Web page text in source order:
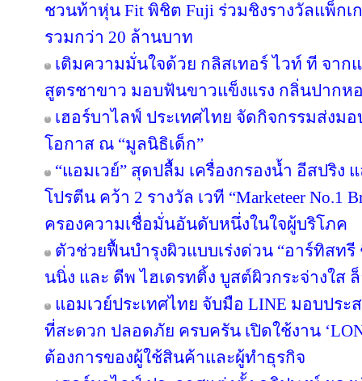
ชวนท้าหุ่น Fit พิชิต Fuji ร่วมชิงรางวัลแพ็กเ
รวมกว่า 20 ล้านบาท
เติมความมั่นใจด้วย กลิสเทอร์ ไวท์ ที จาก
สูตรชาขาว มอบฟันขาวแข็งแรง กลิ่นปากห
เฮอร์บาไลฟ์ ประเทศไทย จัดกิจกรรมส่ง
โอกาส ณ “มูลนิธิเด็ก”
“แอมเวย์” สุดปลื้ม เครื่องกรองน้ำ อีสปริง
โปรตีน คว้า 2 รางวัล เวที “Marketeer No.1
ครองความเชื่อมั่นอันดับหนึ่งในใจผู้บริโภค
ตัวช่วยฟื้นบำรุงผิวแบบเร่งด่วน “อาร์ทิสท
นนิ่ง และ ดีพ ไฮเดรทติ้ง บูสต์ผิวกระจ่างใส
แอมเวย์ประเทศไทย จับมือ LINE มอบปร
ที่สะดวก ปลอดภัย ครบครัน เปิดใช้งาน
ต้องการของผู้ใช้สินค้าและผู้ทำธุรกิจ